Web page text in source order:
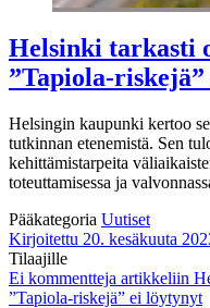
Helsinki tarkasti
”Tapiola-
Helsingin kaupunki kertoo
tutkinnan etenemistä. Sen
kehittämistarpeita
toteuttamisessa ja
Pääkategoria Uutiset
Kirjoitettu 20. kesäkuuta
Tilaajille
Ei kommentteja artikkeliin
”Tapiola-riskejä” ei löytynyt